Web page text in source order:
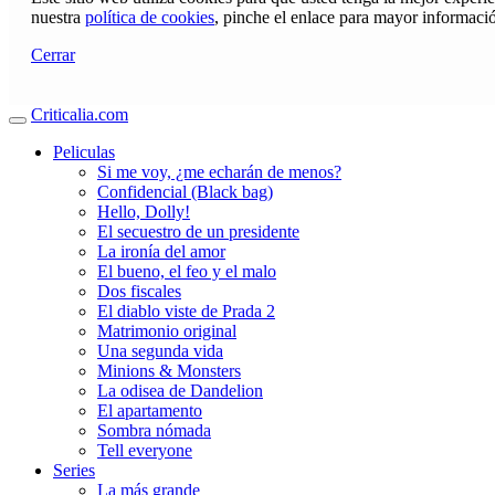
nuestra política de cookies, pinche el enlace para mayor
Cerrar
Criticalia.com
Peliculas
Si me voy, ¿me echarán de menos?
Confidencial (Black bag)
Hello, Dolly!
El secuestro de un presidente
La ironía del amor
El bueno, el feo y el malo
Dos fiscales
El diablo viste de Prada 2
Matrimonio original
Una segunda vida
Minions & Monsters
La odisea de Dandelion
El apartamento
Sombra nómada
Tell everyone
Series
La más grande